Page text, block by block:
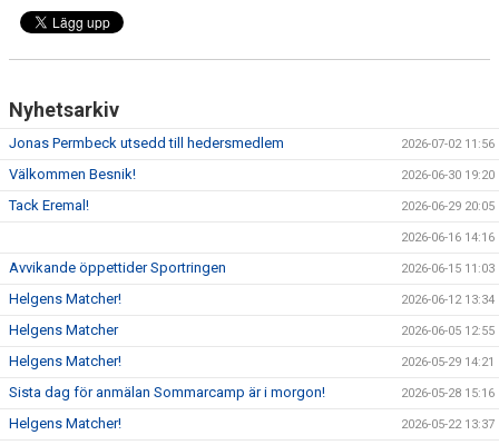
Nyhetsarkiv
Jonas Permbeck utsedd till hedersmedlem 2026-07-02 11:56
Välkommen Besnik! 2026-06-30 19:20
Tack Eremal! 2026-06-29 20:05
2026-06-16 14:16
Avvikande öppettider Sportringen 2026-06-15 11:03
Helgens Matcher! 2026-06-12 13:34
Helgens Matcher 2026-06-05 12:55
Helgens Matcher! 2026-05-29 14:21
Sista dag för anmälan Sommarcamp är i morgon! 2026-05-28 15:16
Helgens Matcher! 2026-05-22 13:37